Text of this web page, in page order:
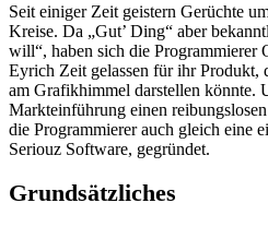
Seit einiger Zeit geistern Gerüchte
Kreise. Da „Gut’ Ding“ aber
will“, haben sich die Programmierer
Eyrich Zeit gelassen für ihr Produkt,
am Grafikhimmel darstellen könnte.
Markteinführung einen
die Programmierer auch gleich eine
Seriouz Software, gegründet.
Grundsätzliches